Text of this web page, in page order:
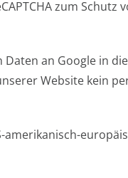
zum Schutz
an Google in
Website kein